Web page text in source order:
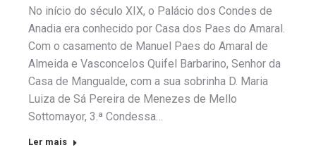
No início do século XIX, o Palácio dos Condes de
Anadia era conhecido por Casa dos Paes do Amaral.
Com o casamento de Manuel Paes do Amaral de
Almeida e Vasconcelos Quifel Barbarino, Senhor da
Casa de Mangualde, com a sua sobrinha D. Maria
Luiza de Sá Pereira de Menezes de Mello
Sottomayor, 3.ª Condessa…
Ler mais